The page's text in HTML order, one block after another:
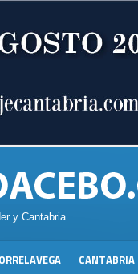
y Cantabria
CANTABRIA